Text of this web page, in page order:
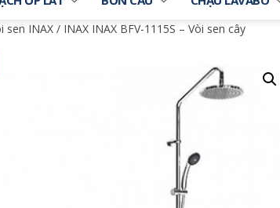
sen INAX / INAX INAX BFV-1115S – Vòi sen cây